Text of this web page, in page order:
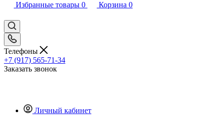
Избранные товары 0 Корзина 0
Телефоны
+7 (917) 565-71-34
Заказать звонок
Личный кабинет